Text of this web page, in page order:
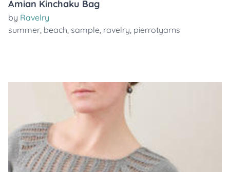
Amian Kinchaku Bag
by Ravelry
summer, beach, sample, ravelry, pierrotyarns